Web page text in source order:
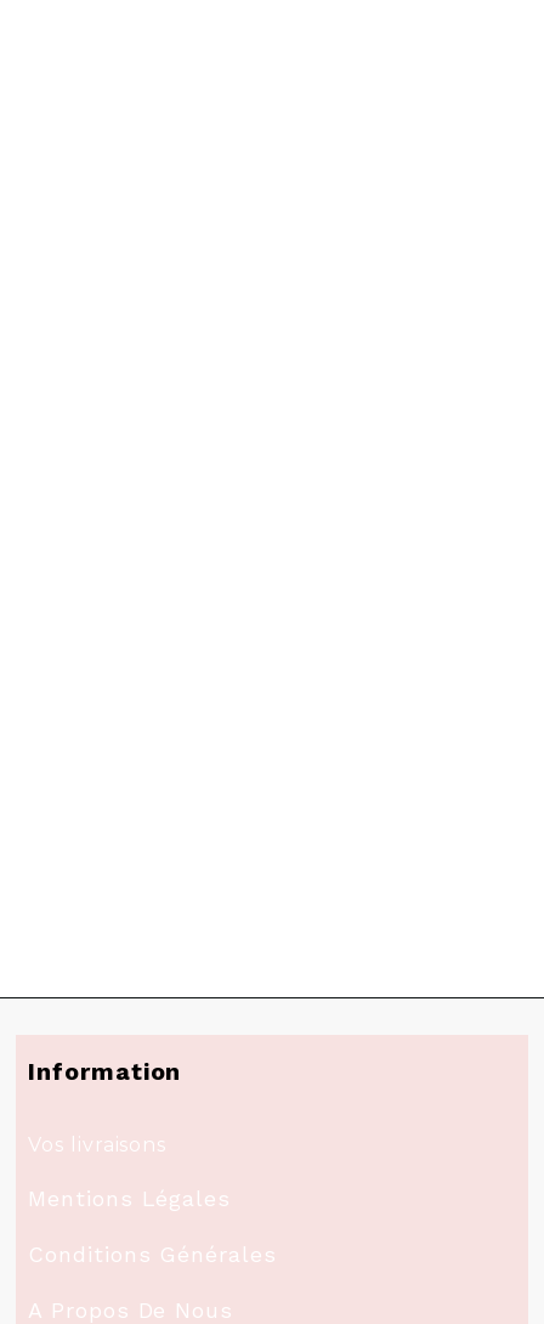
Information
Vos livraisons
Mentions Légales
Conditions Générales
A Propos De Nous